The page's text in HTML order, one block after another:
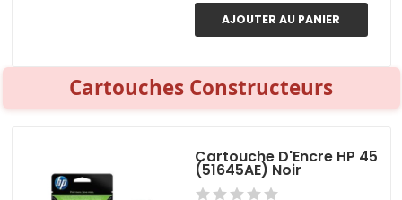
AJOUTER AU PANIER
Cartouches Constructeurs
Cartouche D'Encre HP 45
(51645AE) Noir